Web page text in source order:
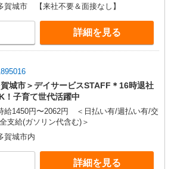
賀城市 【来社不要＆面接なし】
詳細を見る
賀城市＞デイサービスSTAFF＊16時退社
！子育て世代活躍中
給1450円〜2062円 ＜日払い有/週払い有/交
支給(ガソリン代含む)＞
賀城市内
詳細を見る